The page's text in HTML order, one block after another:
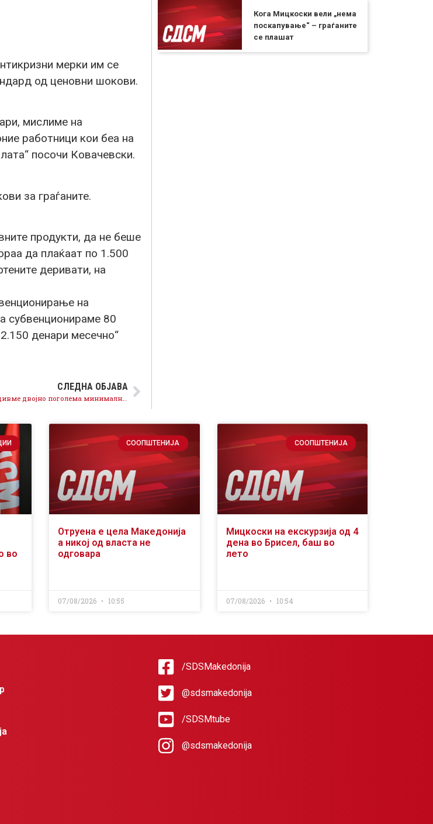
мерки им се
од ценовни шокови.
мислиме на
работници кои беа на
посочи Ковачевски.
за граѓаните.
продукти, да не беше
да плаќаат по 1.500
деривати, на
на
субвенционираме 80
денари месечно“
СЛЕДНА ОБЈАВА
Ковачевски: Обезбедивме двојно поголема минимална плата и рекорден раст на пензиите
Кога Мицкоски вели „нема
поскапување“ – граѓаните
се плашат
во
СООПШТЕНИЈА
Отруена е цела Македонија
а никој од власта не
одговара
07/08/2026 10:55
СООПШТЕНИЈА
Мицкоски на екскурзија од 4
дена во Брисел, баш во
лето
07/08/2026 10:54
/SDSMakedonija
@sdsmakedonija
/SDSMtube
@sdsmakedonija